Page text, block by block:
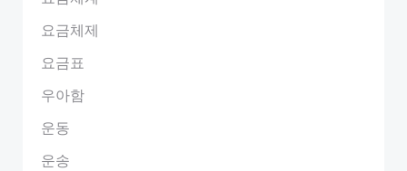
요금체제
요금표
우아함
운동
운송